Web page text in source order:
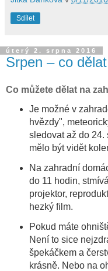
Sdílet
úterý 2. srpna 2016
Srpen – co
Co můžete dělat na
Je možné v
hvězdy",
sledovat až do 24.
mělo být vidět
Na zahradní
do 11 hodin,
projektor,
hezký film.
Pokud máte
Není to sice
špekáčkem a
krásně. Nebo na